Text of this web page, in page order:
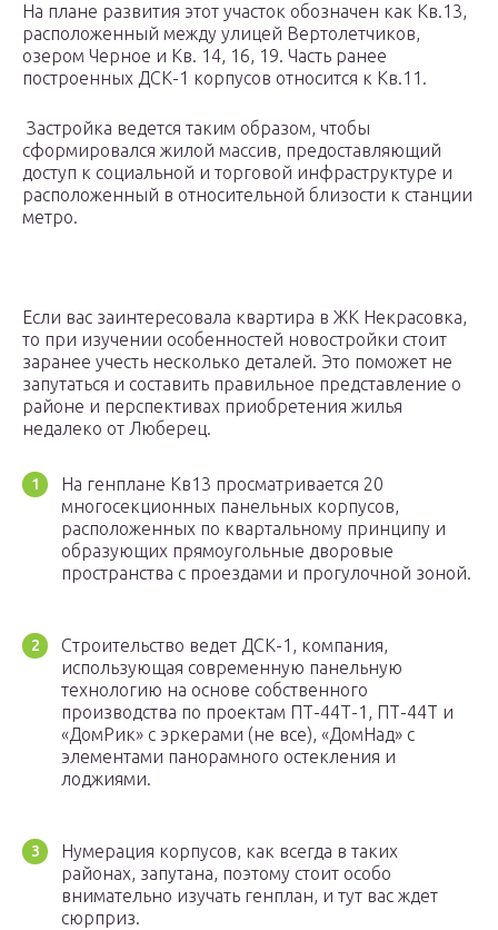
На плане развития этот участок обозначен как Кв.13,
расположенный между улицей Вертолетчиков,
озером Черное и Кв. 14, 16, 19. Часть ранее
построенных ДСК-1 корпусов относится к Кв.11.
Застройка ведется таким образом, чтобы
сформировался жилой массив, предоставляющий
доступ к социальной и торговой инфраструктуре и
расположенный в относительной близости к станции
метро.
Если вас заинтересовала квартира в ЖК Некрасовка,
то при изучении особенностей новостройки стоит
заранее учесть несколько деталей. Это поможет не
запутаться и составить правильное представление о
районе и перспективах приобретения жилья
недалеко от Люберец.
На генплане Кв13 просматривается 20
многосекционных панельных корпусов,
расположенных по квартальному принципу и
образующих прямоугольные дворовые
пространства с проездами и прогулочной зоной.
Строительство ведет ДСК-1, компания,
использующая современную панельную
технологию на основе собственного
производства по проектам ПТ-44Т-1, ПТ-44Т и
«ДомРик» с эркерами (не все), «ДомНад» с
элементами панорамного остекления и
лоджиями.
Нумерация корпусов, как всегда в таких
районах, запутана, поэтому стоит особо
внимательно изучать генплан, и тут вас ждет
сюрприз.